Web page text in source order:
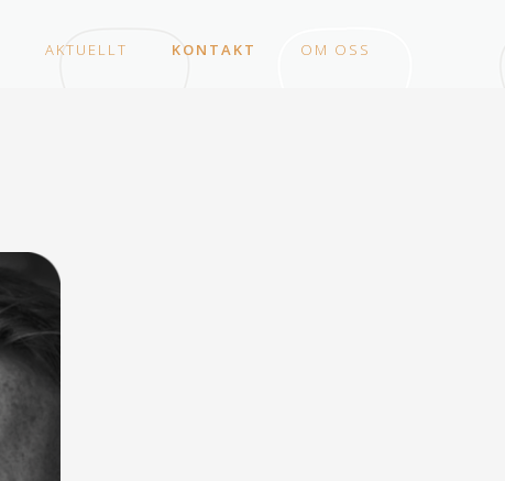
AKTUELLT KONTAKT OM OSS